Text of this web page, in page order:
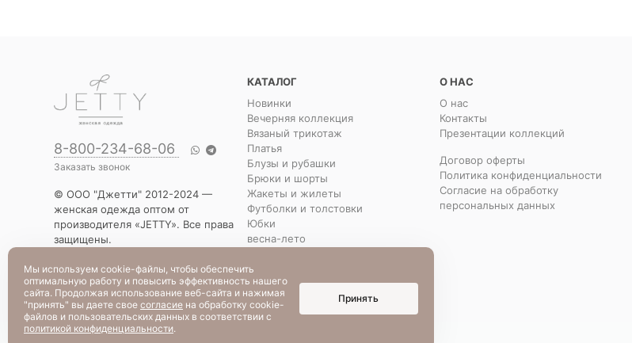
8-800-234-68-06
Заказать звонок
© ООО "Джетти" 2012-2024 —
женская одежда оптом от
производителя «JETTY». Все права
защищены.
условия их приобретения
действительны по состоянию на
текущую дату.
КАТАЛОГ
Новинки
Вечерняя коллекция
Вязаный трикотаж
Платья
Блузы и рубашки
Брюки и шорты
Жакеты и жилеты
Футболки и толстовки
Юбки
весна-лето
Уценка
О НАС
О нас
Контакты
Презентации коллекций
Договор оферты
Политика конфиденциальности
Согласие на обработку
персональных данных
Мы используем cookie-файлы, чтобы обеспечить
оптимальную работу и повысить эффективность нашего
сайта. Продолжая использование веб-сайта и нажимая
"принять" вы даете свое согласие на обработку cookie-
файлов и пользовательских данных в соответствии с
политикой конфиденциальности.
Принять